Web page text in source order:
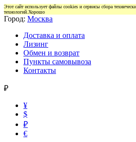
Этот сайт использует файлы cookies и сервисы сбора
технологий. Хорошо
Город: Москва
Доставка и оплата
Лизинг
Обмен и возврат
Пункты самовывоза
Контакты
₽
¥
$
₽
€